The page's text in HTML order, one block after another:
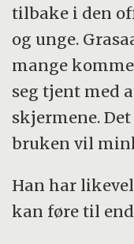
tilbake i den
og unge.
mange
seg tjent med
skjermene.
bruken vil
Han har
kan føre til